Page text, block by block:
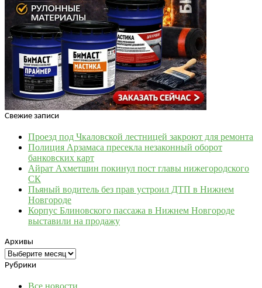
Свежие записи
Проезд под Чкаловской лестницей закроют для ремонта
Полиция Арзамаса пресекла незаконный оборот
банковских карт
Айрат Ахметшин покинул пост главы нижегородского
СК
Пьяный водитель без прав устроил ДТП в Нижнем
Новгороде
Корпус Блиновского пассажа в Нижнем Новгороде
выставили на продажу
Архивы
Архивы
Рубрики
Все новости